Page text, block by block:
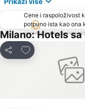
Cene i raspoloživost
potpuno ista kao ona
Milano: Hotels
Deli
Dodati u favorite